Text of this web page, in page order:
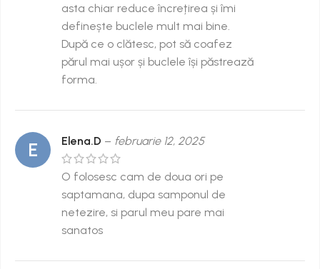
asta chiar reduce încrețirea și îmi
definește buclele mult mai bine.
După ce o clătesc, pot să coafez
părul mai ușor și buclele își păstrează
forma.
E Elena.D – februarie 12, 2025
O folosesc cam de doua ori pe
saptamana, dupa samponul de
netezire, si parul meu pare mai
sanatos